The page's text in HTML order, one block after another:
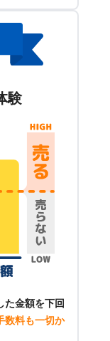
験
た金額を下回
数料も一切か